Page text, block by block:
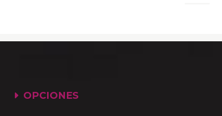
OPCIONES